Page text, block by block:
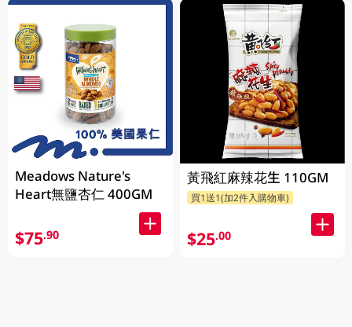
Meadows Nature's
Heart無鹽杏仁 400GM
$75.90
黃飛紅麻辣花生 110GM
買1送1(加2件入購物車)
$25.00